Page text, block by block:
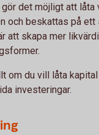
det möjligt att låta
och beskattas på
att skapa mer
om du vill låta
investeringar.